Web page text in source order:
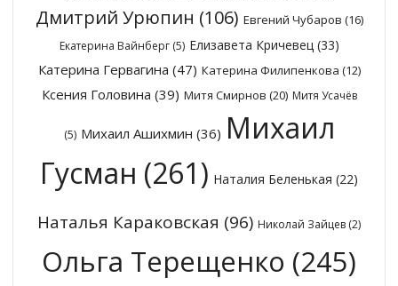
Дмитрий Урюпин (106) Евгений Чубаров (16)
Екатерина Вайнберг(5) Елизавета Кричевец (33)
Катерина Гервагина (47) Катерина Филипенкова (12)
Ксения Головина (39) Митя Смирнов (20) Митя Усачёв
(5) Михаил Ашихмин (36) Михаил
Гусман (261) Наталия Беленькая (22)
Наталья Караковская (96) Николай Зайцев (2)
Ольга Терещенко (245)